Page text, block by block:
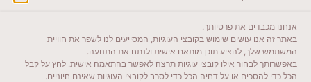
אנחנו מכבדים את פרטיותך.
באתר זה אנו עושים שימוש בקובצי העוגיות, המסייעים לנו לשפר את חוויית
המשתמש שלך, להציע תוכן מותאם אישית ולנתח את התנועה.
באפשרותך לבחור אילו קובצי עוגיות תרצה לאפשר בהתאמה אישית. לחץ על קבל
הכל כדי להסכים או על דחיה הכל כדי לסרב לקובצי העוגיות שאינם חיוניים.
ייעדים מומלצים
מדריכים ועזרים